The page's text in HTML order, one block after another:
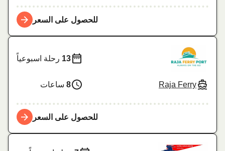
للحصول على السعر
Raja Ferry
13رحلة اسبوعياً
8 ساعات
للحصول على السعر